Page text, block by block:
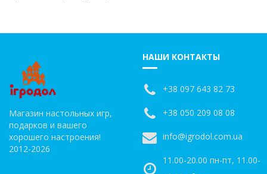
Магазин настольных игр,
подарков и вашего
хорошего настроения!
2012-2026
НАШИ КОНТАКТЫ
+38 097 643 82 73
+38 050 209 08 08
info@igrodol.com.ua
11.00-20.00 пн-пт, 11.00-